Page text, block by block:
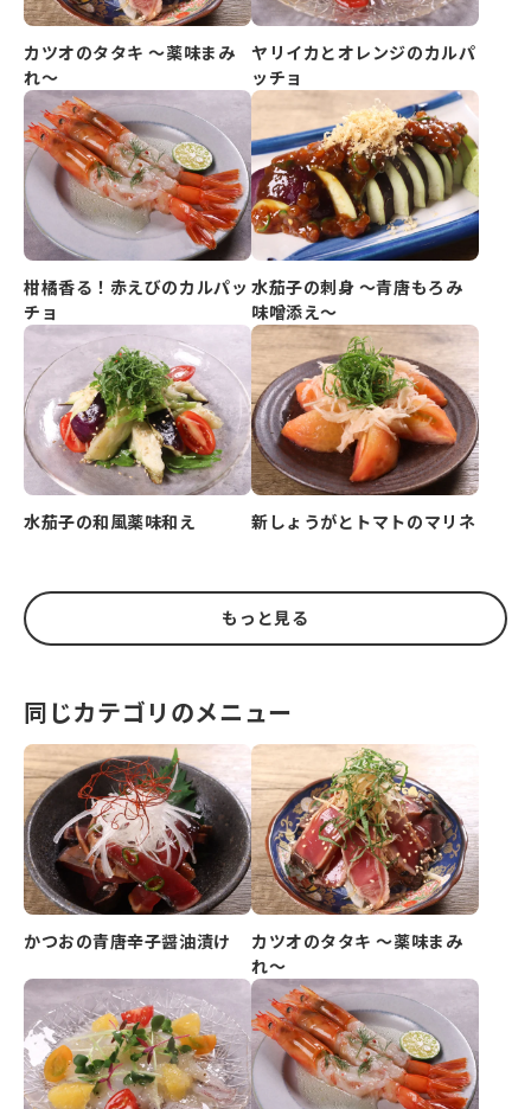
カツオのタタキ ～薬味まみ
れ～
ヤリイカとオレンジのカルパ
ッチョ
柑橘香る！赤えびのカルパッ
チョ
水茄子の刺身 ～青唐もろみ
味噌添え～
水茄子の和風薬味和え 新しょうがとトマトのマリネ
もっと見る
同じカテゴリのメニュー
かつおの青唐辛子醤油漬け
カツオのタタキ ～薬味まみ
れ～